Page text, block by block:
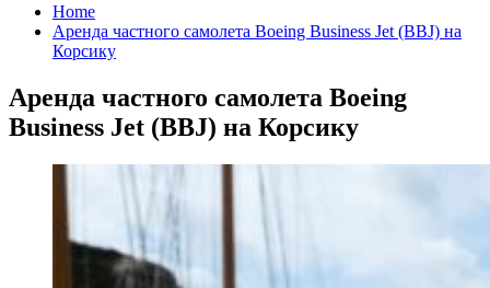
Home
Аренда частного самолета Boeing Business Jet (BBJ) на
Корсику
Аренда частного самолета Boeing
Business Jet (BBJ) на Корсику